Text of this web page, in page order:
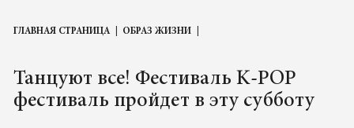
ГЛАВНАЯ СТРАНИЦА ОБРАЗ ЖИЗНИ
Танцуют все! Фестиваль K-POP
фестиваль пройдет в эту субботу